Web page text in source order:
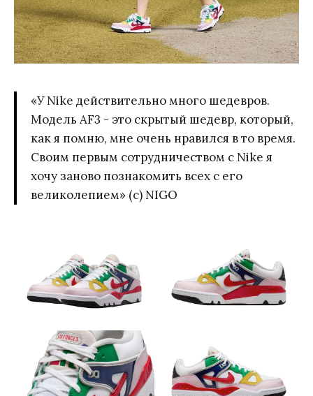
«У Nike действительно много шедевров.
Модель AF3 - это скрытый шедевр, который,
как я помню, мне очень нравился в то время.
Своим первым сотрудничеством с Nike я
хочу заново познакомить всех с его
великолепием» (c) NIGO